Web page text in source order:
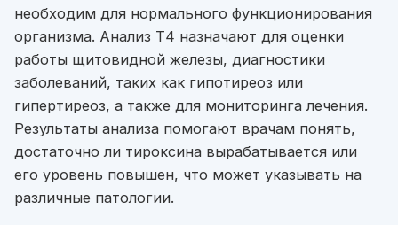
необходим для нормального функционирования
организма. Анализ Т4 назначают для оценки
работы щитовидной железы, диагностики
заболеваний, таких как гипотиреоз или
гипертиреоз, а также для мониторинга лечения.
Результаты анализа помогают врачам понять,
достаточно ли тироксина вырабатывается или
его уровень повышен, что может указывать на
различные патологии.